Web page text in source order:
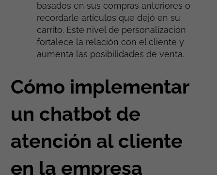
basados en sus compras anteriores o
recordarle artículos que dejó en su
carrito. Este nivel de personalización
fortalece la relación con el cliente y
aumenta las posibilidades de venta.
Cómo implementar
un chatbot de
atención al cliente
en la empresa